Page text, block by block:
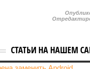
СТАТЬИ НА НАШЕМ